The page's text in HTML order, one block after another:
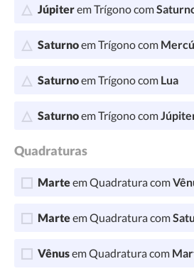
Júpiterem Trígono com
Saturnoem Trígono com
Saturnoem Trígono com Lua
Saturnoem Trígono com
Quadraturas
Marteem Quadratura com
Marteem Quadratura com
Vênusem Quadratura com